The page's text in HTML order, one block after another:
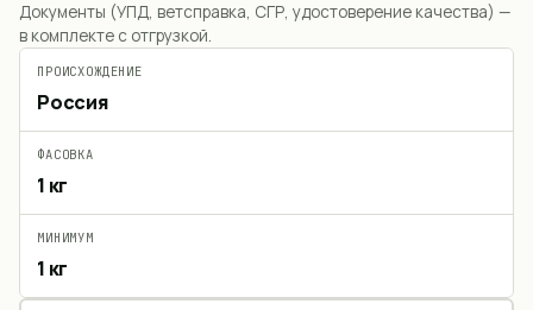
Документы (УПД, ветсправка, СГР, удостоверение качества) —
в комплекте с отгрузкой.
ПРОИСХОЖДЕНИЕ
Россия
ФАСОВКА
1 кг
МИНИМУМ
1 кг